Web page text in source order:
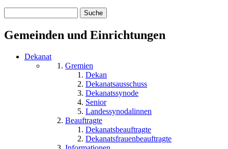
Gemeinden und Einrichtungen
Dekanat
Gremien
Dekan
Dekanatsausschuss
Dekanatssynode
Senior
Landessynodalinnen
Beauftragte
Dekanatsbeauftragte
Dekanatsfrauenbeauftragte